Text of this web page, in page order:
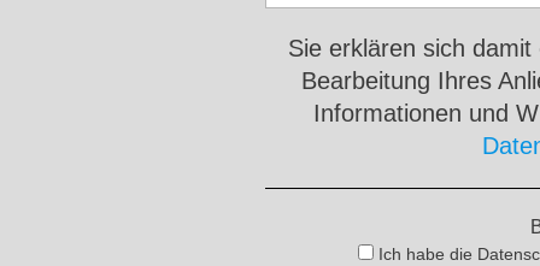
Sie erklären sich
Bearbeitung Ihres
Informationen und
Ich habe die